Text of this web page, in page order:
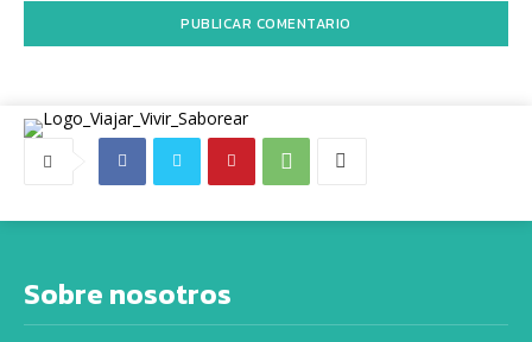
Sobre nosotros